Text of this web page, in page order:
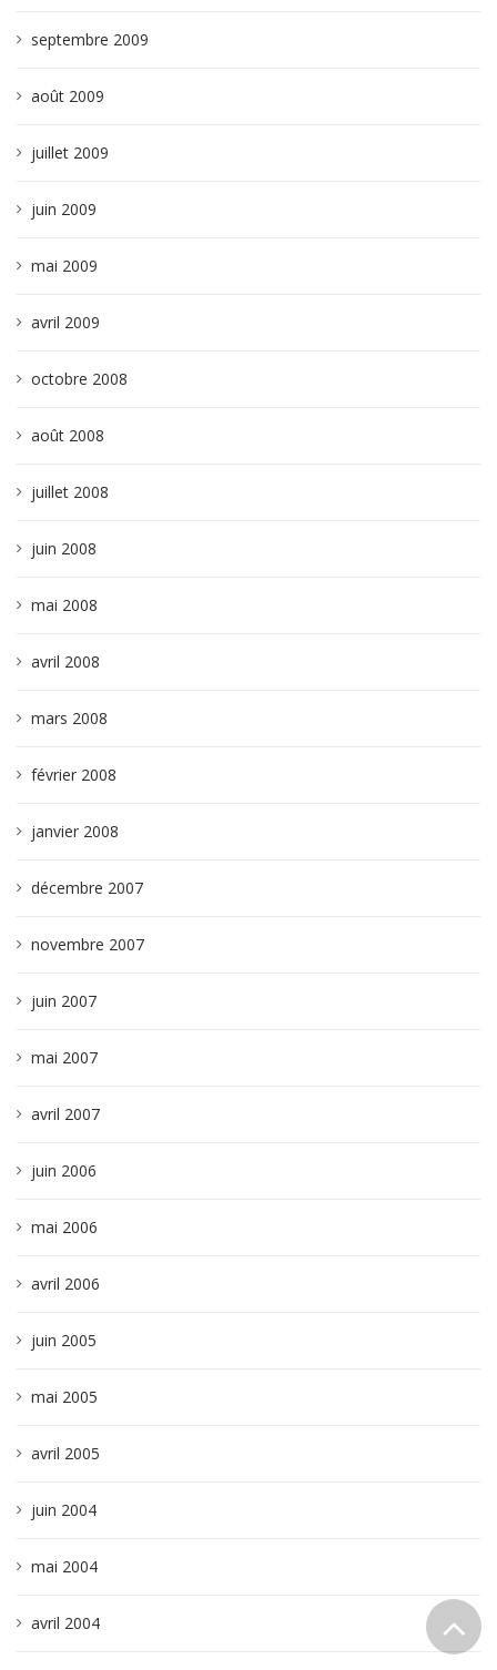
septembre 2009
août 2009
juillet 2009
juin 2009
mai 2009
avril 2009
octobre 2008
août 2008
juillet 2008
juin 2008
mai 2008
avril 2008
mars 2008
février 2008
janvier 2008
décembre 2007
novembre 2007
juin 2007
mai 2007
avril 2007
juin 2006
mai 2006
avril 2006
juin 2005
mai 2005
avril 2005
juin 2004
mai 2004
avril 2004